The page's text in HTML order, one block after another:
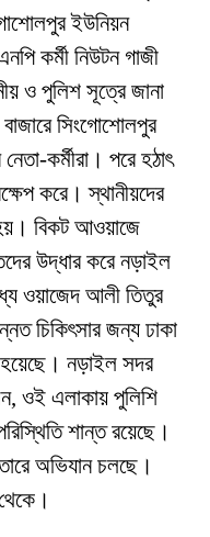
ইউনিয়ন
কর্মী নিউটন গাজী
ও পুলিশ সূত্রে জানা
সিংগোশোলপুর
কর্মীরা। পরে হঠাৎ
করে। স্থানীয়দের
বিকট আওয়াজে
উদ্ধার করে নড়াইল
ওয়াজেদ আলী তিতুর
চিকিৎসার জন্য ঢাকা
হয়েছে। নড়াইল সদর
ওই এলাকায় পুলিশি
শান্ত রয়েছে।
অভিযান চলছে।